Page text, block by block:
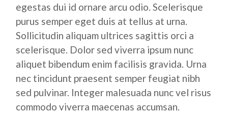
egestas dui id ornare arcu odio. Scelerisque
purus semper eget duis at tellus at urna.
Sollicitudin aliquam ultrices sagittis orci a
scelerisque. Dolor sed viverra ipsum nunc
aliquet bibendum enim facilisis gravida. Urna
nec tincidunt praesent semper feugiat nibh
sed pulvinar. Integer malesuada nunc vel risus
commodo viverra maecenas accumsan.